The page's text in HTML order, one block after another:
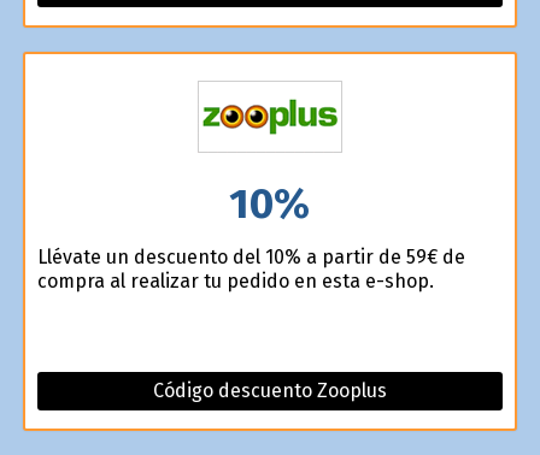
10%
Llévate un descuento del 10% a partir de 59€ de
compra al realizar tu pedido en esta e-shop.
Código descuento Zooplus